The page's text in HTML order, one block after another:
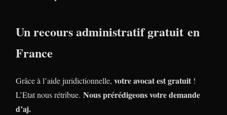
Un recours administratif gratuit en
France
Grâce à l’aide juridictionnelle, votre avocat est gratuit !
L’Etat nous rétribue. Nous prérédigeons votre demande
d’aj.